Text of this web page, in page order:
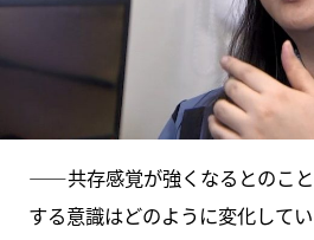
――共存感覚が強くなるとのこ
する意識はどのように変化して